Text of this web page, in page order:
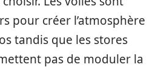
pour créer l’atmosphère
tandis que les stores
pas de moduler la